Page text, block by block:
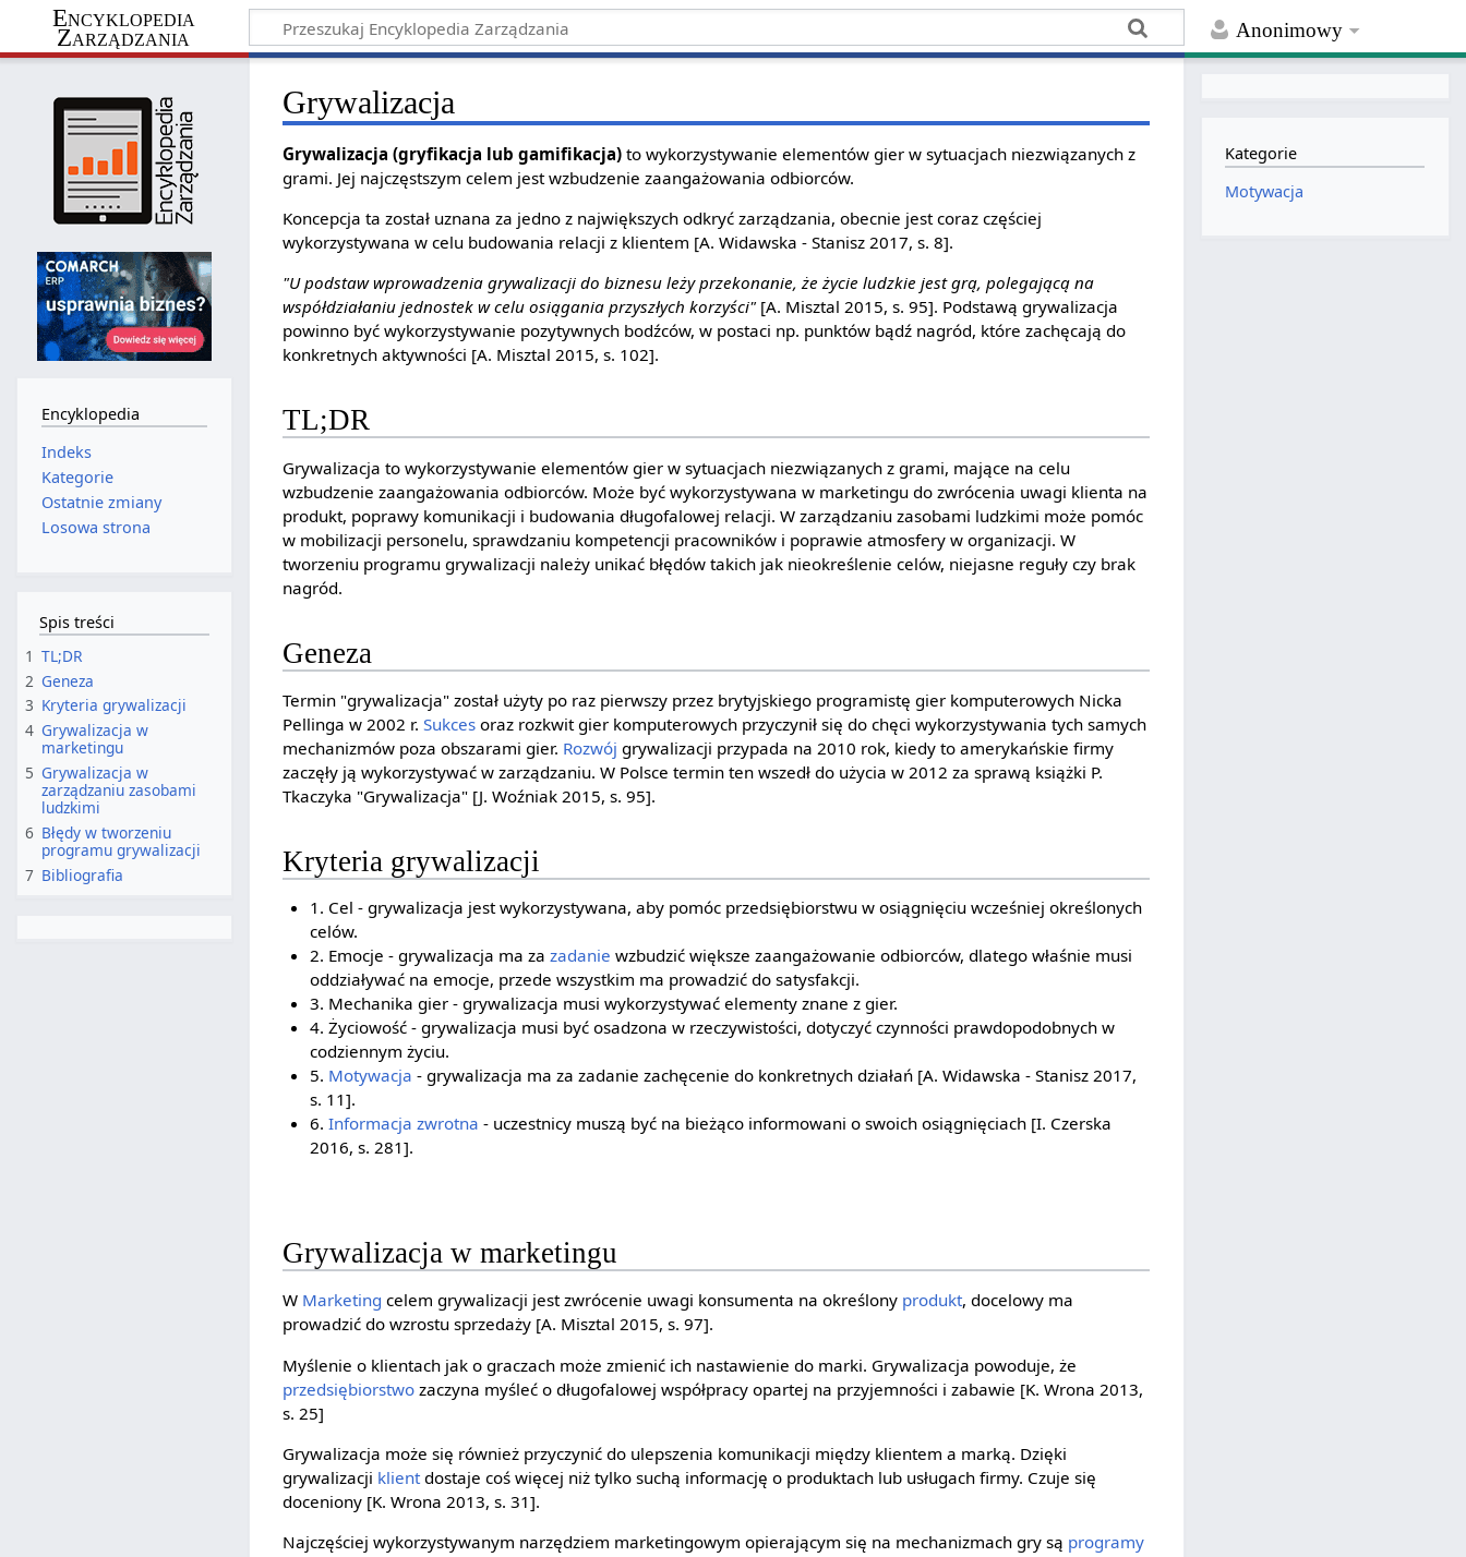
Anonimowy
Encyklopedia
Zarządzania
Grywalizacja
Grywalizacja (gryfikacja lub gamifikacja) to wykorzystywanie elementów gier w sytuacjach niezwiązanych z
grami. Jej najczęstszym celem jest wzbudzenie zaangażowania odbiorców.
Koncepcja ta został uznana za jedno z największych odkryć zarządzania, obecnie jest coraz częściej
wykorzystywana w celu budowania relacji z klientem [A. Widawska - Stanisz 2017, s. 8].
"U podstaw wprowadzenia grywalizacji do biznesu leży przekonanie, że życie ludzkie jest grą, polegającą na
współdziałaniu jednostek w celu osiągania przyszłych korzyści" [A. Misztal 2015, s. 95]. Podstawą grywalizacja
powinno być wykorzystywanie pozytywnych bodźców, w postaci np. punktów bądź nagród, które zachęcają do
konkretnych aktywności [A. Misztal 2015, s. 102].
TL;DR
Grywalizacja to wykorzystywanie elementów gier w sytuacjach niezwiązanych z grami, mające na celu
wzbudzenie zaangażowania odbiorców. Może być wykorzystywana w marketingu do zwrócenia uwagi klienta na
produkt, poprawy komunikacji i budowania długofalowej relacji. W zarządzaniu zasobami ludzkimi może pomóc
w mobilizacji personelu, sprawdzaniu kompetencji pracowników i poprawie atmosfery w organizacji. W
tworzeniu programu grywalizacji należy unikać błędów takich jak nieokreślenie celów, niejasne reguły czy brak
nagród.
Geneza
Termin "grywalizacja" został użyty po raz pierwszy przez brytyjskiego programistę gier komputerowych Nicka
Pellinga w 2002 r.Sukces oraz rozkwit gier komputerowych przyczynił się do chęci wykorzystywania tych samych
mechanizmów poza obszarami gier. Rozwój grywalizacji przypada na 2010 rok, kiedy to amerykańskie firmy
zaczęły ją wykorzystywać w zarządzaniu. W Polsce termin ten wszedł do użycia w 2012 za sprawą książki P.
Tkaczyka "Grywalizacja" [J. Woźniak 2015, s. 95].
Kryteria grywalizacji
1. Cel - grywalizacja jest wykorzystywana, aby pomóc przedsiębiorstwu w osiągnięciu wcześniej określonych
celów.
2. Emocje - grywalizacja ma za zadanie wzbudzić większe zaangażowanie odbiorców, dlatego właśnie musi
oddziaływać na emocje, przede wszystkim ma prowadzić do satysfakcji.
3. Mechanika gier - grywalizacja musi wykorzystywać elementy znane z gier.
4. Życiowość - grywalizacja musi być osadzona w rzeczywistości, dotyczyć czynności prawdopodobnych w
codziennym życiu.
5. Motywacja - grywalizacja ma za zadanie zachęcenie do konkretnych działań [A. Widawska - Stanisz 2017,
s. 11].
6. Informacja zwrotna - uczestnicy muszą być na bieżąco informowani o swoich osiągnięciach [I. Czerska
2016, s. 281].
Grywalizacja w marketingu
W Marketing celem grywalizacji jest zwrócenie uwagi konsumenta na określony produkt, docelowy ma
prowadzić do wzrostu sprzedaży [A. Misztal 2015, s. 97].
Myślenie o klientach jak o graczach może zmienić ich nastawienie do marki. Grywalizacja powoduje, że
przedsiębiorstwo zaczyna myśleć o długofalowej współpracy opartej na przyjemności i zabawie [K. Wrona 2013,
s. 25]
Grywalizacja może się również przyczynić do ulepszenia komunikacji między klientem a marką. Dzięki
grywalizacji klient dostaje coś więcej niż tylko suchą informację o produktach lub usługach firmy. Czuje się
doceniony [K. Wrona 2013, s. 31].
Najczęściej wykorzystywanym narzędziem marketingowym opierającym się na mechanizmach gry są programy
Encyklopedia
Indeks
Kategorie
Ostatnie zmiany
Losowa strona
Spis treści
1 TL;DR
2 Geneza
3 Kryteria grywalizacji
4 Grywalizacja w
marketingu
5 Grywalizacja w
zarządzaniu zasobami
ludzkimi
6 Błędy w tworzeniu
programu grywalizacji
7 Bibliografia
Kategorie
Motywacja